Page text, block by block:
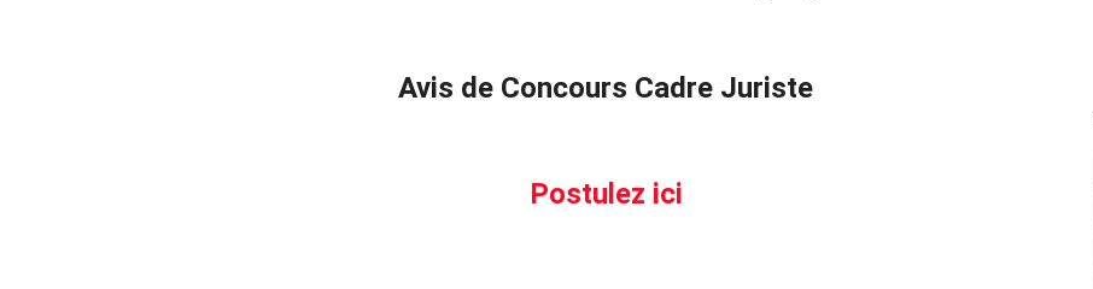
Avis de Concours Cadre Juriste
Postulez ici